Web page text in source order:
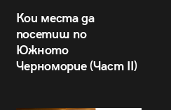
Кои места да
посетиш по
Южното
Черноморие (Част II)